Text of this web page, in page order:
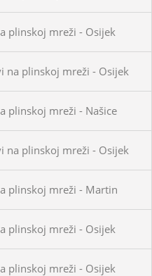
plinskoj mreži - Osijek
na plinskoj mreži - Osijek
plinskoj mreži - Našice
na plinskoj mreži - Osijek
plinskoj mreži - Martin
plinskoj mreži - Osijek
plinskoj mreži - Osijek